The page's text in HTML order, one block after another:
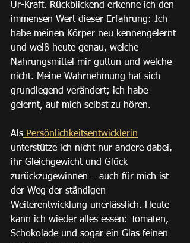
Ur-Kraft. Rückblickend erkenne ich den
immensen Wert dieser Erfahrung: Ich
habe meinen Körper neu kennengelernt
und weiß heute genau, welche
Nahrungsmittel mir guttun und welche
nicht. Meine Wahrnehmung hat sich
grundlegend verändert; ich habe
gelernt, auf mich selbst zu hören.
Als Persönlichkeitsentwicklerin
unterstütze ich nicht nur andere dabei,
ihr Gleichgewicht und Glück
zurückzugewinnen – auch für mich ist
der Weg der ständigen
Weiterentwicklung unerlässlich. Heute
kann ich wieder alles essen: Tomaten,
Schokolade und sogar ein Glas feinen